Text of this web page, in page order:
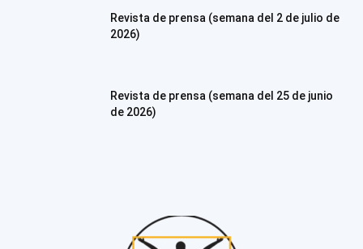
Revista de prensa (semana del 2 de julio de
2026)
Revista de prensa (semana del 25 de junio
de 2026)